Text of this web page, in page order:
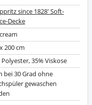
since 1828' Soft-
Decke
200 cm
Polyester, 35% Viskose
bei 30 Grad ohne
gewaschen